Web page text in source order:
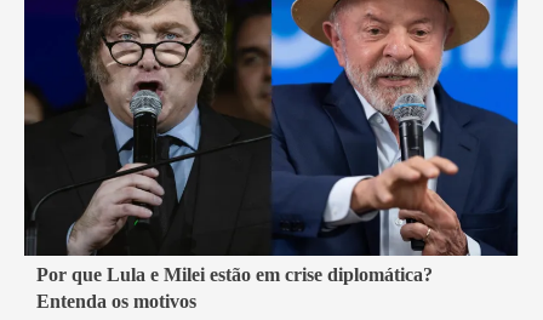
2 min read
Mundo
Por que Lula e Milei estão em crise diplomática?
Entenda os motivos